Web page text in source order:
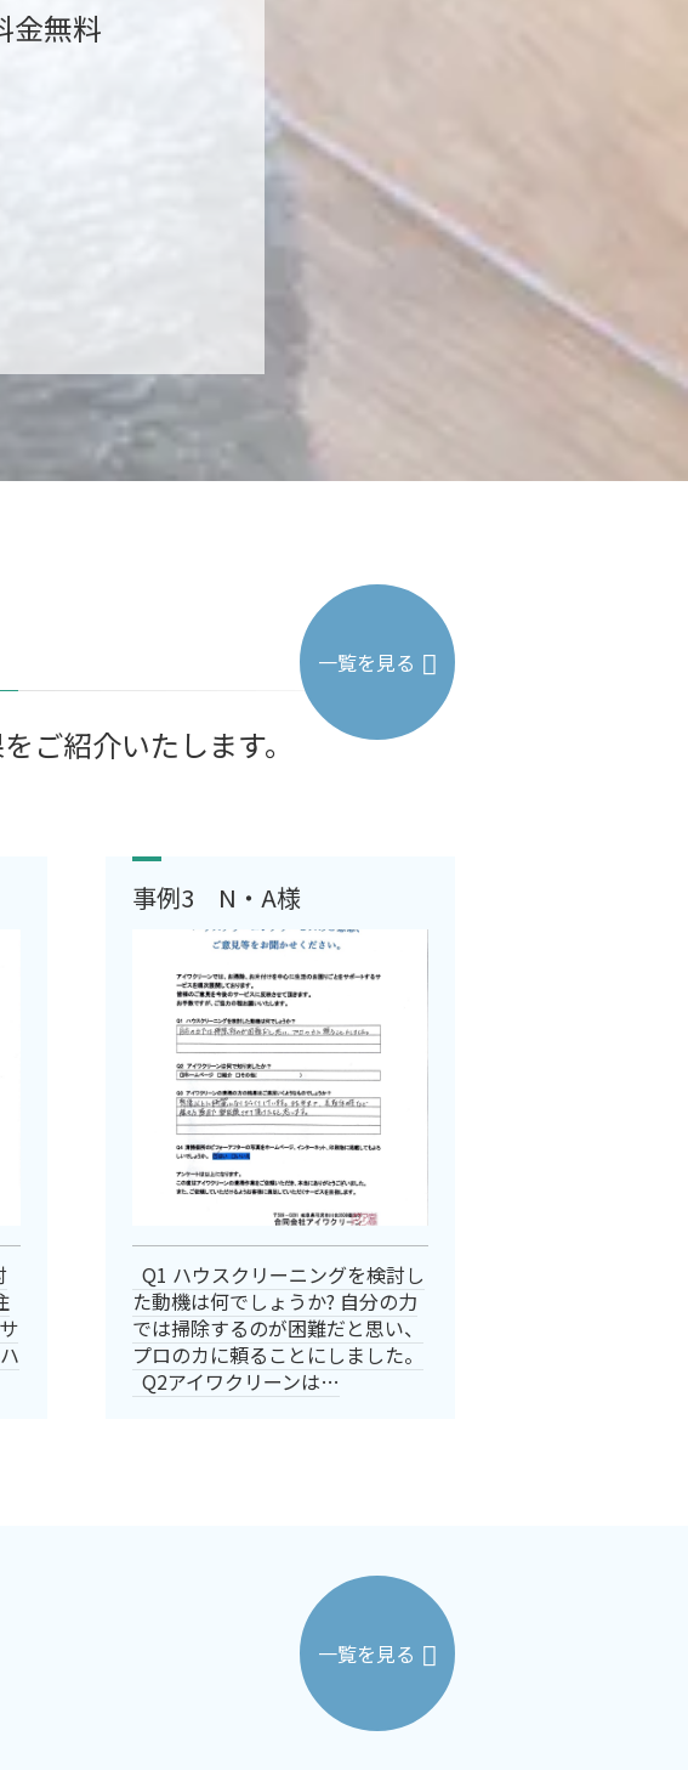
金無料
ご紹介いたします。
一覧を見る
事例3 N・A様
Q1 ハウスクリーニングを検討し
た動機は何でしょうか? 自分の力
では掃除するのが困難だと思い、
プロのカに頼ることにしました。
Q2アイワクリーンは…
一覧を見る